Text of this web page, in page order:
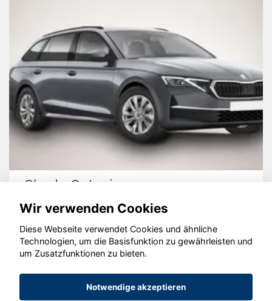
Skoda Octavia
© konjunkturmotor.de GmbH 2020 - 2026
Wir verwenden Cookies
Diese Webseite verwendet Cookies und ähnliche
Technologien, um die Basisfunktion zu gewährleisten und
um Zusatzfunktionen zu bieten.
Notwendige akzeptieren